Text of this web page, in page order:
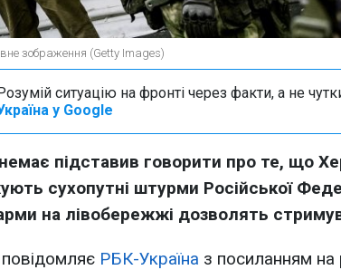
зображення (Getty Images)
ситуацію на фронті через факти, а не
у Google
немає підставив говорити про те, що
сухопутні штурми Російської
на лівобережжі дозволять
РБК-Україна з посиланням на